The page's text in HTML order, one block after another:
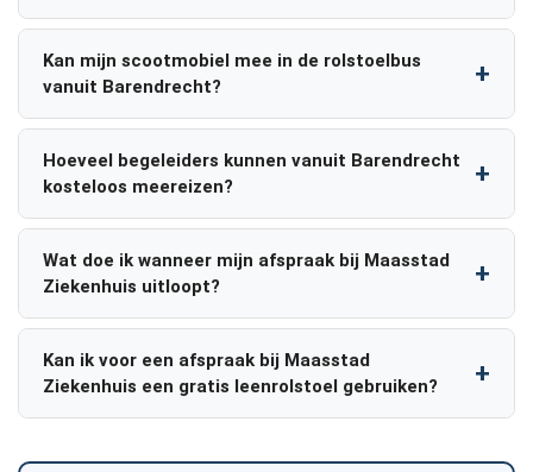
Kan mijn scootmobiel mee in de rolstoelbus
vanuit Barendrecht?
Hoeveel begeleiders kunnen vanuit Barendrecht
kosteloos meereizen?
Wat doe ik wanneer mijn afspraak bij Maasstad
Ziekenhuis uitloopt?
Kan ik voor een afspraak bij Maasstad
Ziekenhuis een gratis leenrolstoel gebruiken?